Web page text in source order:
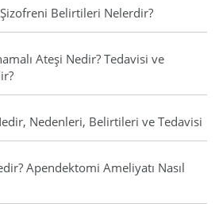
Belirtileri Nelerdir?
Ateşi Nedir? Tedavisi ve
Nedenleri, Belirtileri ve Tedavisi
Apendektomi Ameliyatı Nasıl